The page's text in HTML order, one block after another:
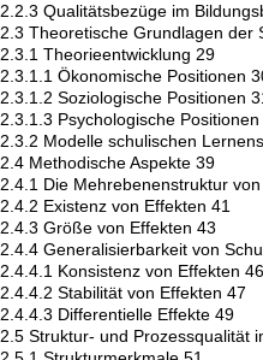
2.2.3 Qualitätsbezüge im
2.3 Theoretische Grundlagen der
2.3.1 Theorieentwicklung 29
2.3.1.1 Ökonomische Positionen
2.3.1.2 Soziologische Positionen
2.3.1.3 Psychologische Positionen
2.3.2 Modelle schulischen
2.4 Methodische Aspekte 39
2.4.1 Die Mehrebenenstruktur
2.4.2 Existenz von Effekten 41
2.4.3 Größe von Effekten 43
2.4.4 Generalisierbarkeit von
2.4.4.1 Konsistenz von Effekten 46
2.4.4.2 Stabilität von Effekten 47
2.4.4.3 Differentielle Effekte 49
2.5 Struktur- und Prozessqualität